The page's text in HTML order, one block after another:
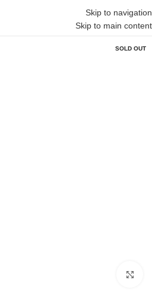
Skip to navigation
Skip to main content
SOLD OUT